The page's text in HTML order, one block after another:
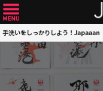
手洗いをしっかりしよう！Japaaan